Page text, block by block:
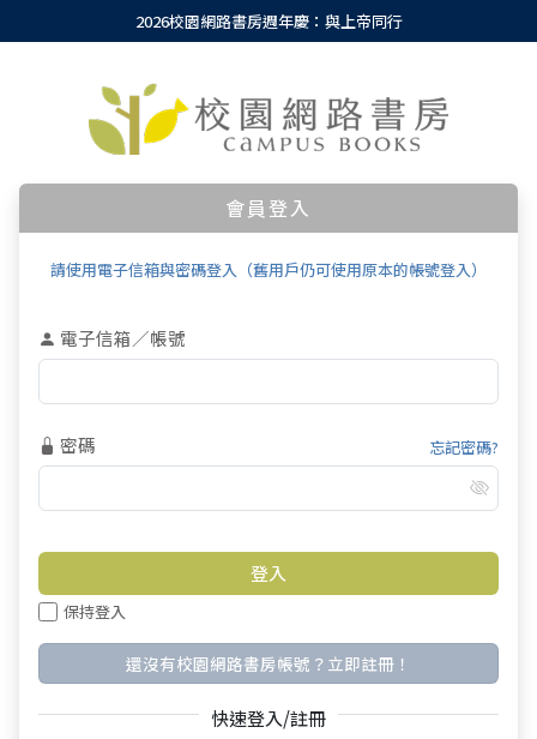
2026校園網路書房週年慶：與上帝同行
會員登入
請使用電子信箱與密碼登入（舊用戶仍可使用原本的帳號登入）
電子信箱／帳號
密碼 忘記密碼?
保持登入
還沒有校園網路書房帳號？立即註冊！
快速登入/註冊